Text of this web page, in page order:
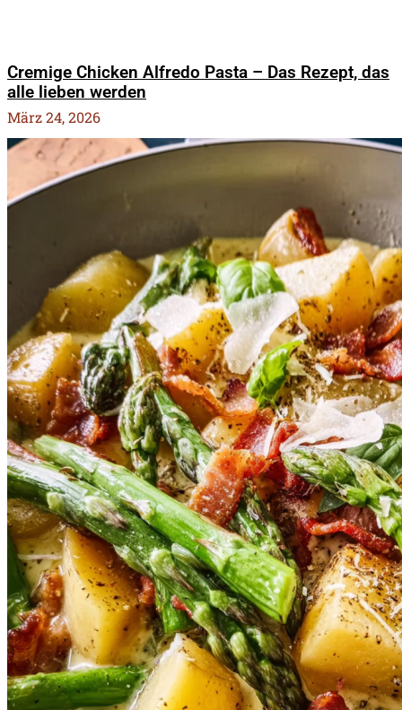
Cremige Chicken Alfredo Pasta – Das Rezept, das
alle lieben werden
März 24, 2026